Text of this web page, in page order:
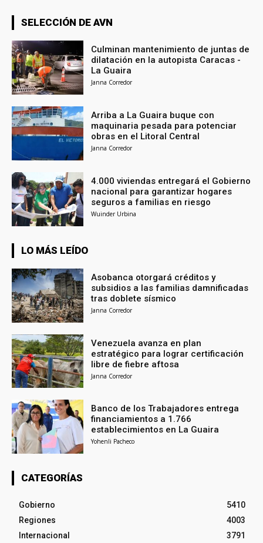
SELECCIÓN DE AVN
Culminan mantenimiento de juntas de
dilatación en la autopista Caracas -
La Guaira
Janna Corredor
Arriba a La Guaira buque con
maquinaria pesada para potenciar
obras en el Litoral Central
Janna Corredor
4.000 viviendas entregará el Gobierno
nacional para garantizar hogares
seguros a familias en riesgo
Wuinder Urbina
LO MÁS LEÍDO
Asobanca otorgará créditos y
subsidios a las familias damnificadas
tras doblete sísmico
Janna Corredor
Venezuela avanza en plan
estratégico para lograr certificación
libre de fiebre aftosa
Janna Corredor
Banco de los Trabajadores entrega
financiamientos a 1.766
establecimientos en La Guaira
Yohenli Pacheco
CATEGORÍAS
Gobierno
5410
Regiones
4003
Internacional
3791